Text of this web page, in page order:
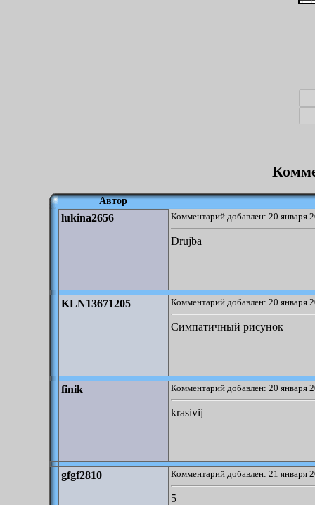
Автор
lukina2656 Комментарий добавлен: 20 января
Drujba
KLN13671205 Комментарий добавлен: 20 января
Симпатичный рисунок
finik Комментарий добавлен: 20 января
krasivij
gfgf2810 Комментарий добавлен: 21 января
5